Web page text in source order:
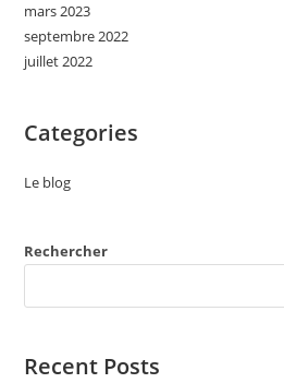
mars 2023
septembre 2022
juillet 2022
Categories
Le blog
Rechercher
Recent Posts